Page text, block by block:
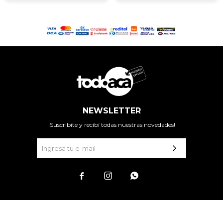
NEWSLETTER
¡Suscribite y recibí todas nuestras novedades!
  